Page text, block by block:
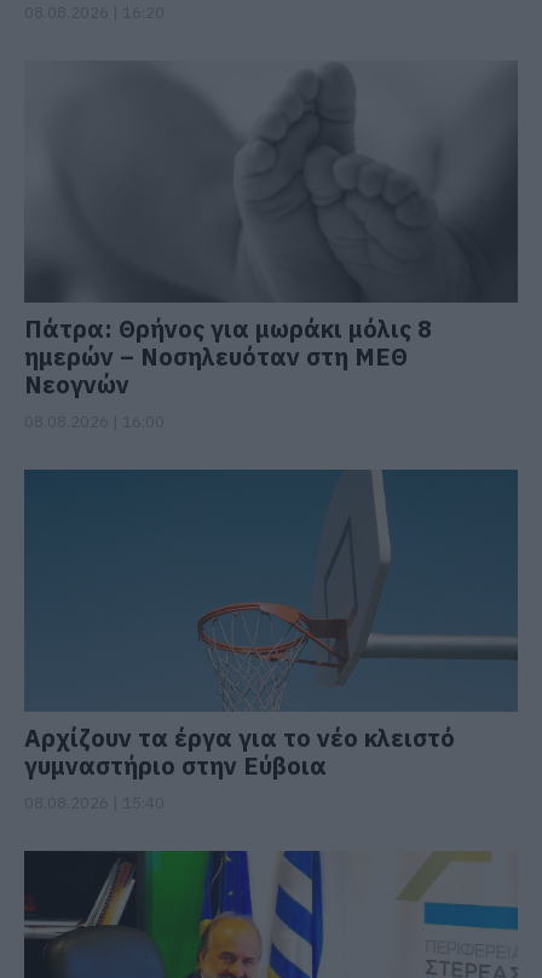
Πάτρα: Θρήνος για μωράκι μόλις 8
ημερών – Νοσηλευόταν στη ΜΕΘ
Νεογνών
Αρχίζουν τα έργα για το νέο κλειστό
γυμναστήριο στην Εύβοια